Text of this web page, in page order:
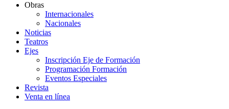
Obras
Internacionales
Nacionales
Noticias
Teatros
Ejes
Inscripción Eje de Formación
Programación Formación
Eventos Especiales
Revista
Venta en línea